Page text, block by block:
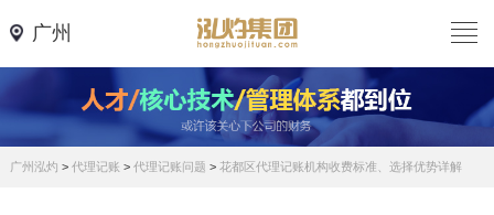
广州
广州泓灼 > 代理记账 > 代理记账问题 > 花都区代理记账机构收费标准、选择优势详解